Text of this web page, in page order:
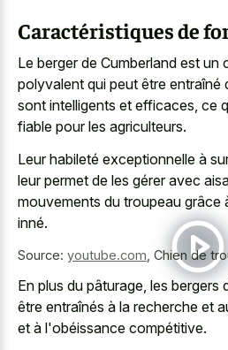
Caractéristiques de
Le berger de Cumberland est un
polyvalent qui peut être entraîné
sont intelligents et efficaces, ce
fiable pour les agriculteurs.
Leur habileté exceptionnelle à
leur permet de les gérer avec
mouvements du troupeau grâce
inné.
Source: youtube.com Chien de
En plus du pâturage, les bergers
être entraînés à la recherche et
et à l'obéissance compétitive.